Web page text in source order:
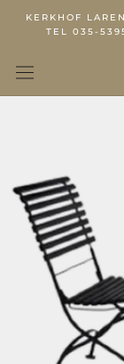
KERKHOF
TEL 035-